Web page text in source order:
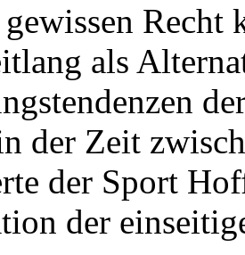
Recht
als
der Zeit
der Sport
der